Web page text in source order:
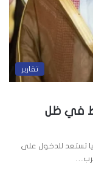
تقارير
في ظل
تستعد للدخول على